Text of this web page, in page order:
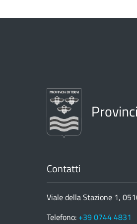
Contatti
Viale della Stazione 1,
Telefono: +39 0744 4831